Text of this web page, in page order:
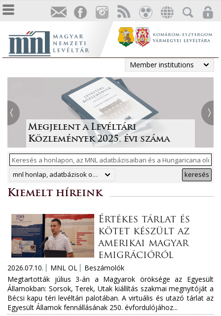
Member institutions
Irodalmi folyóiratok helyzete
1986-ban
Megjelent a Levéltári
Közlemények 2025. évi száma
„Lapidáris emlékek” a levéltári
anyagban
ArchívNet 2026/2.
Tájékoztatás a Pest vármegyei
állami anyakönyvi
másodpéldányok online
közzétételéről
mnl honlap, adatbázisok online, hungaricana keresés
Kiemelt híreink
Értékes tárlat és
kötet készült az
amerikai magyar
emigrációról
2026.07.10. MNL OL
Beszámolók
Megtartották július 3-án a Magyarok öröksége az Egyesült
Államokban: Sorsok, Terek, Utak kiállítás szakmai megnyitóját a
Bécsi kapu téri levéltári palotában. A virtuális és utazó tárlat az
Egyesült Államok fennállásának 250. évfordulójához...